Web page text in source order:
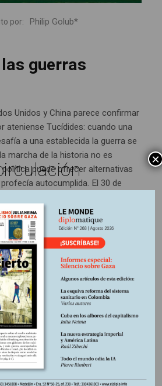
por: Philip Golub*
guerras
Unidos y China parece confirmar
ateniense Tucídides: cuando una
a una establecida la guerra se
marcha de la historia no es
puede ofrecer alternativas
autocumplida. El 30 de
×